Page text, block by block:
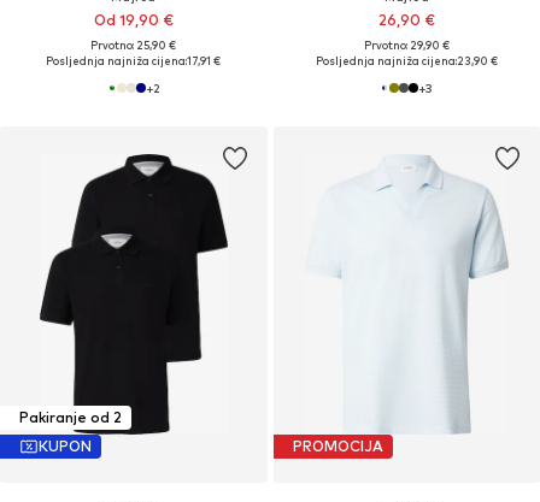
Od 19,90 €
Prvotno: 25,90 €
Posljednja najniža cijena:17,91 €
+2
26,90 €
Prvotno: 29,90 €
Posljednja najniža cijena:23,90 €
+3
Pakiranje od 2
KUPON
PROMOCIJA